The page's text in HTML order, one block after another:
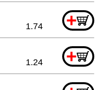
+
1.74
+
1.24